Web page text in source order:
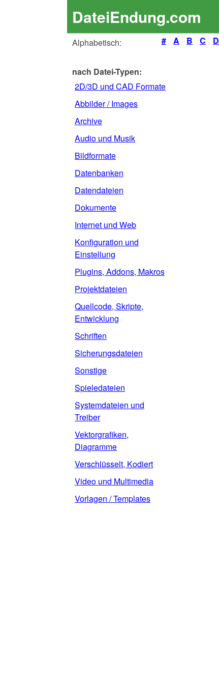
DateiEndung.com
Alphabetisch:
# A B C D
nach Datei-Typen:
2D/3D und CAD Formate
Abbilder / Images
Archive
Audio und Musik
Bildformate
Datenbanken
Datendateien
Dokumente
Internet und Web
Konfiguration und
Einstellung
Plugins, Addons, Makros
Projektdateien
Quellcode, Skripte,
Entwicklung
Schriften
Sicherungsdateien
Sonstige
Spieledateien
Systemdateien und
Treiber
Vektorgrafiken,
Diagramme
Verschlüsselt, Kodiert
Video und Multimedia
Vorlagen / Templates